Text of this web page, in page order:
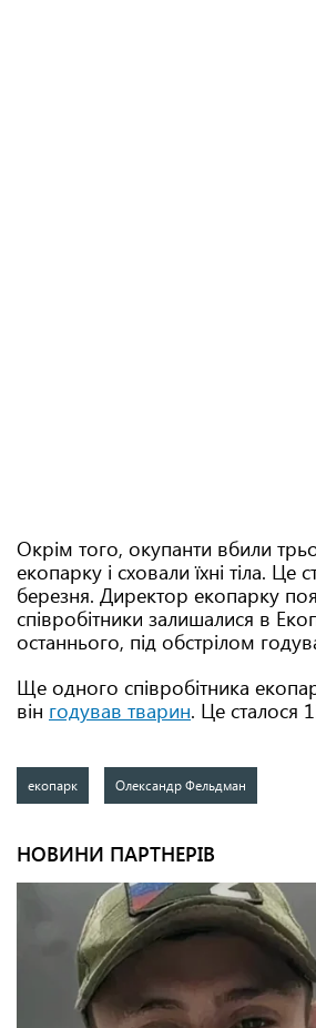
Окрім того, окупанти вбили
екопарку і сховали їхні тіла. Це
березня. Директор екопарку
співробітники залишалися в
останнього, під обстрілом
Ще одного співробітника
він годував тварин. Це сталося
екопарк Олександр Фельдман